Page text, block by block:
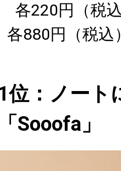
各220円（税
880円（税込
位：ノート
Sooofa」